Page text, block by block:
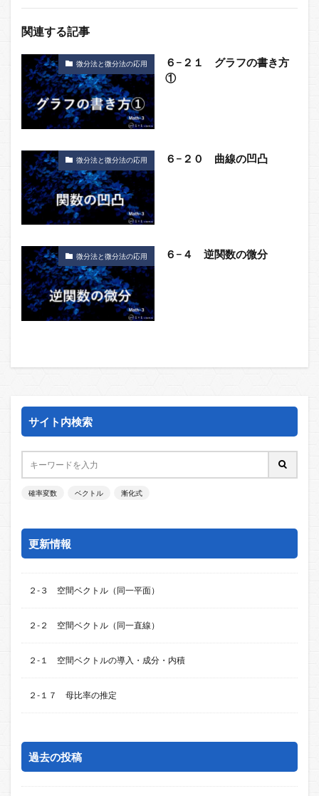
関連する記事
微分法と微分法の応用
６−２１ グラフの書き方
①
微分法と微分法の応用 ６−２０ 曲線の凹凸
微分法と微分法の応用 ６−４ 逆関数の微分
サイト内検索
確率変数 ベクトル 漸化式
更新情報
２-３ 空間ベクトル（同一平面）
２-２ 空間ベクトル（同一直線）
２-１ 空間ベクトルの導入・成分・内積
２-１７ 母比率の推定
過去の投稿